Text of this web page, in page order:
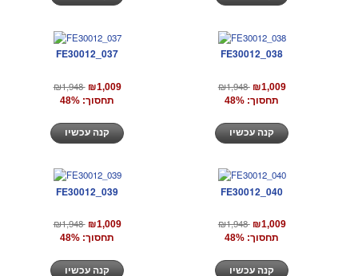
FE30012_037
₪1,948 ₪1,009
תחסוך: 48%
FE30012_038
₪1,948 ₪1,009
תחסוך: 48%
FE30012_039
₪1,948 ₪1,009
תחסוך: 48%
FE30012_040
₪1,948 ₪1,009
תחסוך: 48%